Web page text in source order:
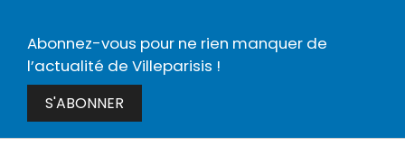
Abonnez-vous pour ne rien manquer de
l’actualité de Villeparisis !
S'ABONNER